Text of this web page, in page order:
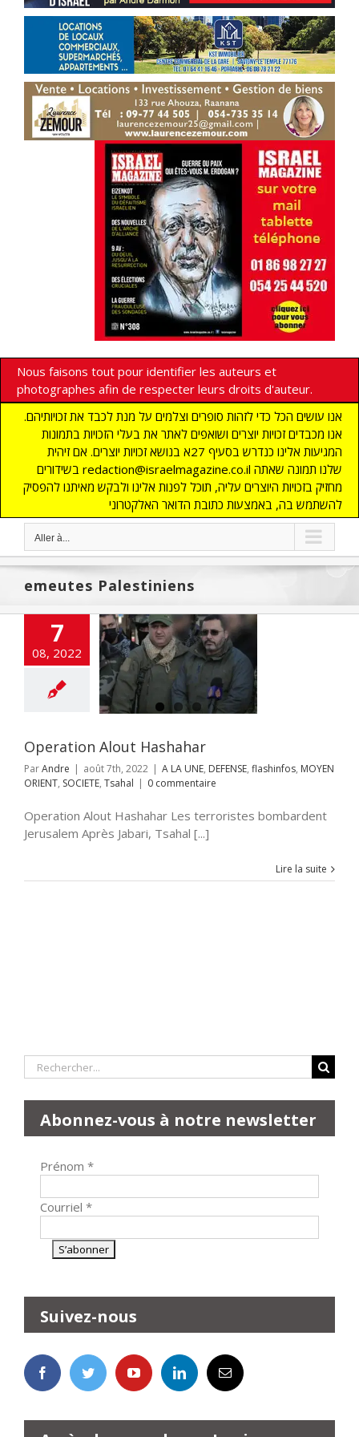
Nous faisons tout pour identifier les auteurs et
photographes afin de respecter leurs droits d'auteur.
אנו עושים הכל כדי לזהות סופרים וצלמים על מנת לכבד את זכויותיהם.
אנו מכבדים זכויות יוצרים ושואפים לאתר את בעלי הזכויות בתמונות
המגיעות אלינו כנדרש בסעיף 27א בנושא זכויות יוצרים. אם זיהית
בשידורים redaction@israelmagazine.co.il שלנו תמונה שאתה
מחזיק בזכויות היוצרים עליה, תוכל לפנות אלינו ולבקש מאיתנו להפסיק
להשתמש בה, באמצעות כתובת הדואר האלקטרוני
Aller à...
emeutes Palestiniens
7
08, 2022
Alout
DEFENSE
MOYEN ORIENT
Operation Alout Hashahar
ParAndre | août 7th, 2022 | A LA UNE, DEFENSE, flashinfos, MOYEN
ORIENT, SOCIETE, Tsahal | 0 commentaire
Operation Alout Hashahar Les terroristes bombardent
Jerusalem Après Jabari, Tsahal [...]
Lire la suite
Rechercher:
Abonnez-vous à notre newsletter
Prénom *
Courriel *
Suivez-nous